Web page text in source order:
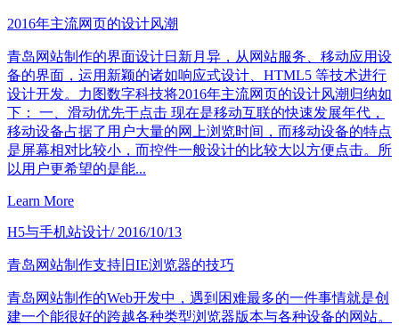
2016年主流网页的设计风潮
青岛网站制作的界面设计日新月异，从网站服务、移动应用设
备的界面，运用新颖的诸如响应式设计、HTML5 等技术进行
设计开发。力图数字科技将2016年主流网页的设计风潮归纳如
下： 一、滑动优先于点击 现在是移动互联的快速发展年代，
移动设备占据了用户大量的网上浏览时间，而移动设备的特点
是屏幕相对比较小，而控件一般设计的比较大以方便点击。所
以用户更希望的是能...
Learn More
H5与手机站设计/ 2016/10/13
青岛网站制作支持旧IE浏览器的技巧
青岛网站制作的Web开发中，遇到困难最多的一件事情就是创
建一个能很好的跨越各种类型浏览器版本与各种设备的网站。